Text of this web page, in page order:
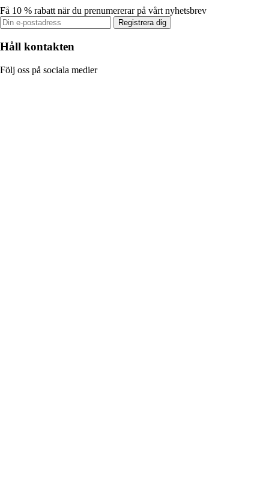
Få 10 % rabatt när du prenumererar på vårt nyhetsbrev
Registrera dig
Håll kontakten
Följ oss på sociala medier